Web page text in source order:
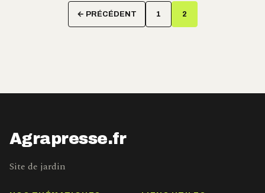
Pagination
des
← PRÉCÉDENT 1 2
Agrapresse.fr
Site de jardin